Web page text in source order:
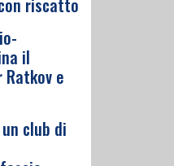
riscatto
il
e
club di